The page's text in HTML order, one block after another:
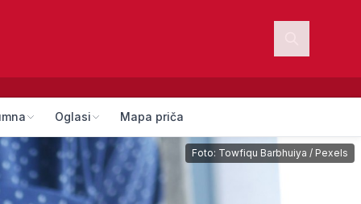
Oglasi Mapa priča
Foto: Towfiqu Barbhuiya / Pexels